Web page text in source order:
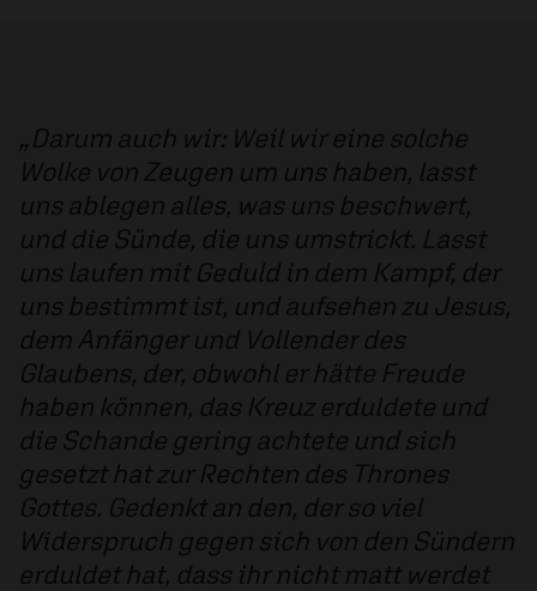
Darum auch wir: Weil wir eine solche
Wolke von Zeugen um uns haben, lasst
uns ablegen alles, was uns beschwert,
und die Sünde, die uns umstrickt. Lasst
uns laufen mit Geduld in dem Kampf, der
uns bestimmt ist, und aufsehen zu Jesus,
dem Anfänger und Vollender des
Glaubens, der, obwohl er hätte Freude
haben können, das Kreuz erduldete und
die Schande gering achtete und sich
gesetzt hat zur Rechten des Thrones
Gottes. Gedenkt an den, der so viel
Widerspruch gegen sich von den Sündern
erduldet hat, dass ihr nicht matt werdet